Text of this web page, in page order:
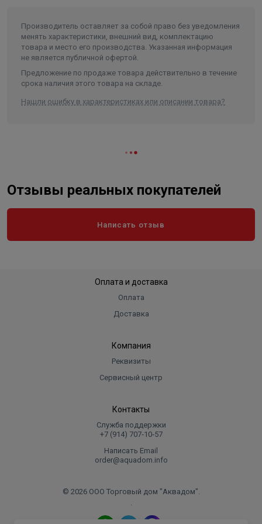
Производитель оставляет за собой право без уведомления
менять характеристики, внешний вид, комплектацию
товара и место его производства. Указанная информация
не является публичной офертой.
Предложение по продаже товара действительно в течение
срока наличия этого товара на складе.
Нашли ошибку в характеристиках или описании товара?
Отзывы реальных покупателей
Написать отзыв
Оплата и доставка
Оплата
Доставка
Компания
Реквизиты
Сервисный центр
Контакты
Служба поддержки
+7 (914) 707‑10‑57
Написать Email
order@aquadom.info
© 2026 ООО Торговый дом "Аквадом".
.